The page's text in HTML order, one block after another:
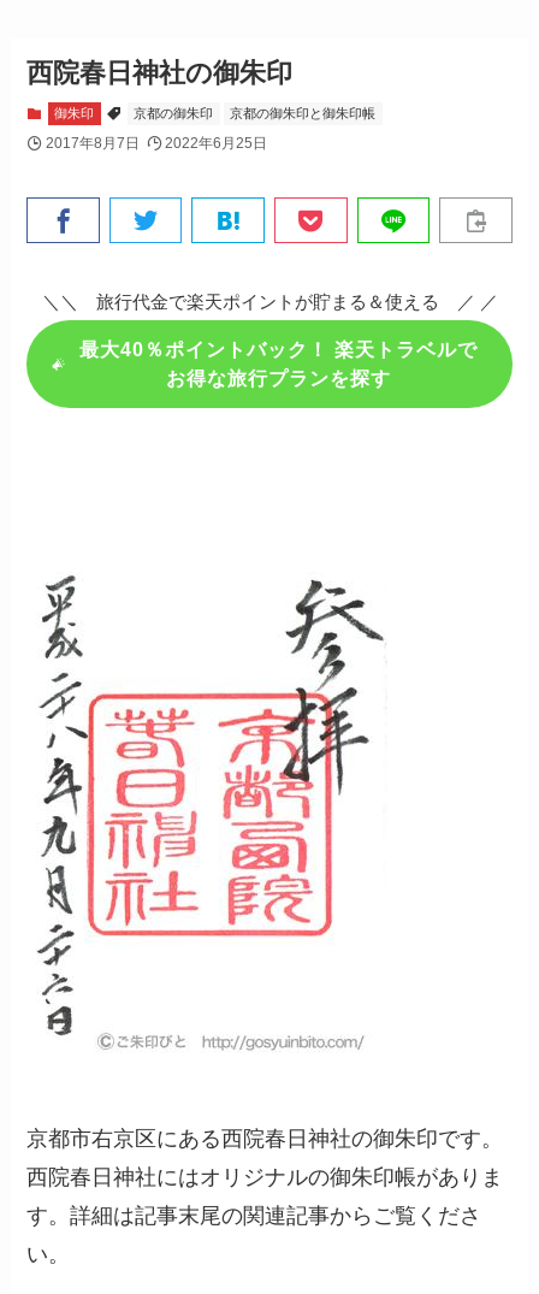
西院春日神社の御朱印
御朱印 京都の御朱印 京都の御朱印と御朱印帳
2017年8月7日 2022年6月25日
＼＼ 旅行代金で楽天ポイントが貯まる＆使える ／ ／
最大40％ポイントバック！ 楽天トラベルで
お得な旅行プランを探す
京都市右京区にある西院春日神社の御朱印です。
西院春日神社にはオリジナルの御朱印帳がありま
す。詳細は記事末尾の関連記事からご覧くださ
い。